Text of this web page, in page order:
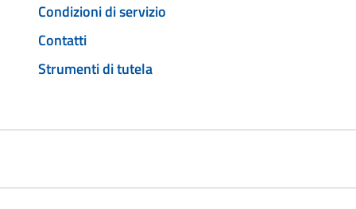
Condizioni di servizio
Contatti
Strumenti di tutela